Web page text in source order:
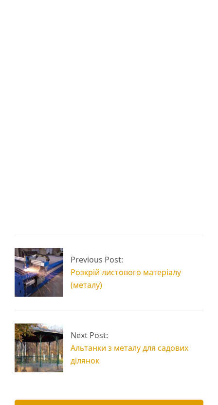
Різка листового
металу
металопрокату
Previous Post:
Розкрій листового матеріалу
(металу)
Next Post:
Альтанки з металу для садових
ділянок